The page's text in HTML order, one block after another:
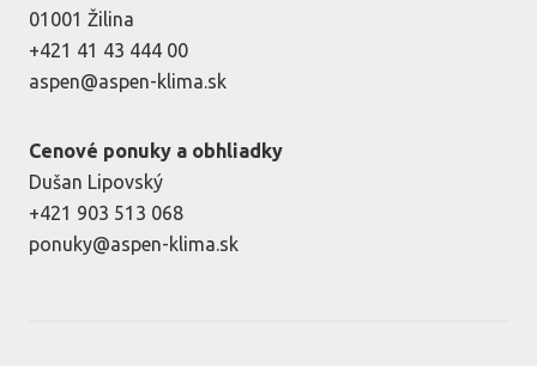
01001 Žilina
+421 41 43 444 00
aspen@aspen-klima.sk
Cenové ponuky a obhliadky
Dušan Lipovský
+421 903 513 068
ponuky@aspen-klima.sk